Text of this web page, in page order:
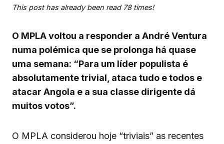
This post has already been read 78 times!
O MPLA voltou a responder a André Ventura
numa polémica que se prolonga há quase
uma semana: “Para um líder populista é
absolutamente trivial, ataca tudo e todos e
atacar Angola e a sua classe dirigente dá
muitos votos”.
O MPLA considerou hoje “triviais” as recentes